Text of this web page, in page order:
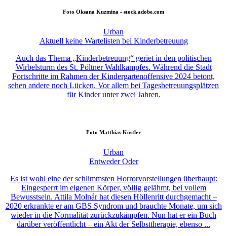
Foto Oksana Kuzmina - stock.adobe.com
Urban
Aktuell keine Wartelisten bei Kinderbetreuung
Auch das Thema „Kinderbetreuung“ geriet in den politischen
Wirbelsturm des St. Pöltner Wahlkampfes. Während die Stadt
Fortschritte im Rahmen der Kindergartenoffensive 2024 betont,
sehen andere noch Lücken. Vor allem bei Tagesbetreuungsplätzen
für Kinder unter zwei Jahren.
Foto Matthias Köstler
Urban
Entweder Oder
Es ist wohl eine der schlimmsten Horrorvorstellungen überhaupt:
Eingesperrt im eigenen Körper, völlig gelähmt, bei vollem
Bewusstsein. Attila Molnár hat diesen Höllenritt durchgemacht –
2020 erkrankte er am GBS Syndrom und brauchte Monate, um sich
wieder in die Normalität zurückzukämpfen. Nun hat er ein Buch
darüber veröffentlicht – ein Akt der Selbsttherapie, ebenso ...